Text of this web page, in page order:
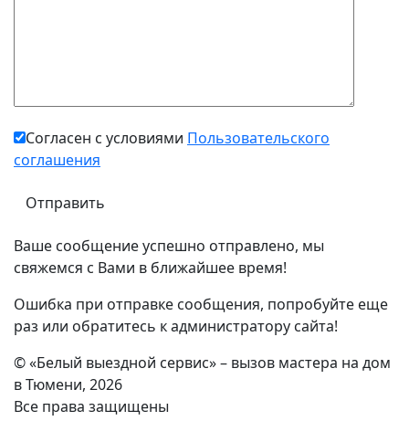
Согласен с условиями Пользовательского
соглашения
Ваше сообщение успешно отправлено, мы
свяжемся с Вами в ближайшее время!
Ошибка при отправке сообщения, попробуйте еще
раз или обратитесь к администратору сайта!
© «Белый выездной сервис» – вызов мастера на дом
в Тюмени, 2026
Все права защищены